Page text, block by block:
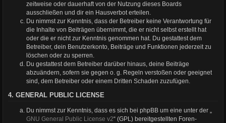
zeitweise oder dauerhaft von der Nutzung dieses Boards
ausschließen und dir ein Hausverbot erteilen.
Du nimmst zur Kenntnis, dass der Betreiber keine Verantwortung für
die Inhalte von Beiträgen übernimmt, die er nicht selbst erstellt hat
oder die er nicht zur Kenntnis genommen hat. Du gestattest dem
Betreiber, dein Benutzerkonto, Beiträge und Funktionen jederzeit zu
löschen oder zu sperren.
Du gestattest dem Betreiber darüber hinaus, deine Beiträge
abzuändern, sofern sie gegen o. g. Regeln verstoßen oder geeignet
sind, dem Betreiber oder einem Dritten Schaden zuzufügen.
4. GENERAL PUBLIC LICENSE
Du nimmst zur Kenntnis, dass es sich bei phpBB um eine unter der „
GNU General Public License v2“ (GPL) bereitgestellten Foren-